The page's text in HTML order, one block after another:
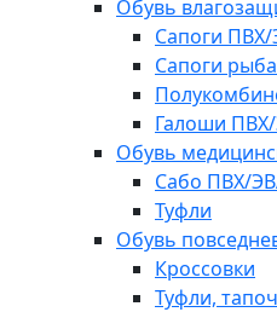
Обувь
Сапоги
Сапоги
Галоши
Обувь
Сабо ПВХ/
Туфли
Обувь
Кроссовки
Туфли,